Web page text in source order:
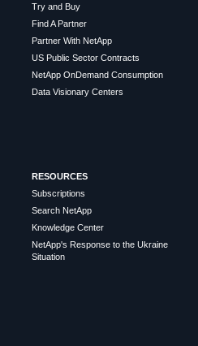
Try and Buy
Find A Partner
Partner With NetApp
US Public Sector Contracts
NetApp OnDemand Consumption
Data Visionary Centers
RESOURCES
Subscriptions
Search NetApp
Knowledge Center
NetApp's Response to the Ukraine
Situation